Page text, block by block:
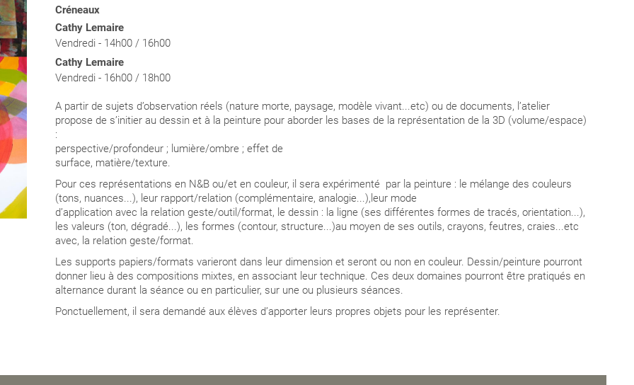
Créneaux
Cathy Lemaire
Vendredi - 14h00 / 16h00
Cathy Lemaire
Vendredi - 16h00 / 18h00
A partir de sujets d’observation réels (nature morte, paysage, modèle vivant...etc) ou de documents, l’atelier
propose de s’initier au dessin et à la peinture pour aborder les bases de la représentation de la 3D (volume/espace)
:
perspective/profondeur ; lumière/ombre ; effet de
surface, matière/texture.
Pour ces représentations en N&B ou/et en couleur, il sera expérimenté par la peinture : le mélange des couleurs
(tons, nuances...), leur rapport/relation (complémentaire, analogie...),leur mode
d’application avec la relation geste/outil/format, le dessin : la ligne (ses différentes formes de tracés, orientation...),
les valeurs (ton, dégradé...), les formes (contour, structure...)au moyen de ses outils, crayons, feutres, craies...etc
avec, la relation geste/format.
Les supports papiers/formats varieront dans leur dimension et seront ou non en couleur. Dessin/peinture pourront
donner lieu à des compositions mixtes, en associant leur technique. Ces deux domaines pourront être pratiqués en
alternance durant la séance ou en particulier, sur une ou plusieurs séances.
Ponctuellement, il sera demandé aux élèves d’apporter leurs propres objets pour les représenter.